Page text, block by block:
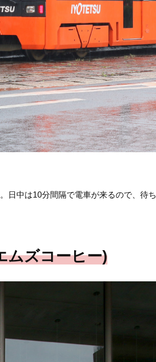
日中は10分間隔で電車が来るので、待ち
ムズコーヒー)